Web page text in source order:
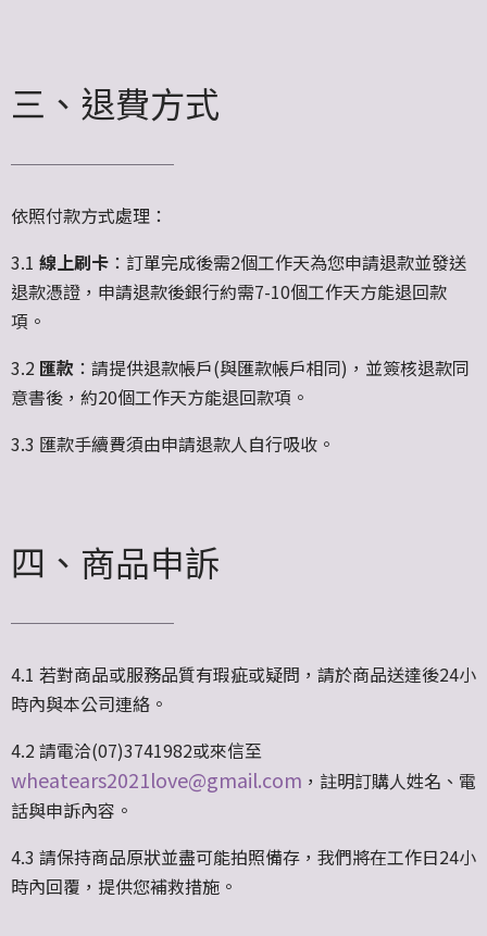
三、退費方式
依照付款方式處理：
3.1 線上刷卡 ：訂單完成後需2個工作天為您申請退款並發送
退款憑證，申請退款後銀行約需7-10個工作天方能退回款
項。
3.2 匯款 ：請提供退款帳戶(與匯款帳戶相同)，並簽核退款同
意書後，約20個工作天方能退回款項。
3.3 匯款手續費須由申請退款人自行吸收。
四、商品申訴
4.1 若對商品或服務品質有瑕疵或疑問，請於商品送達後24小
時內與本公司連絡。
4.2 請電洽(07)3741982或來信至
wheatears2021love@gmail.com ，註明訂購人姓名、電
話與申訴內容。
4.3 請保持商品原狀並盡可能拍照備存，我們將在工作日24小
時內回覆，提供您補救措施。